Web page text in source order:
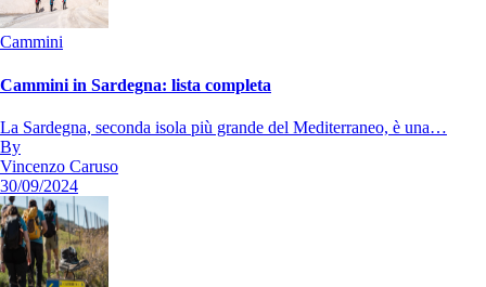
Cammini
Cammini in Sardegna: lista completa
La Sardegna, seconda isola più grande del Mediterraneo, è una…
By
Vincenzo Caruso
30/09/2024